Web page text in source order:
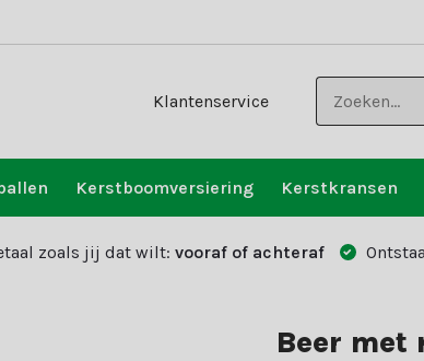
Klantenservice
Kerstboomversiering Kerstkransen
zoals jij dat wilt: vooraf of achteraf
Beer met